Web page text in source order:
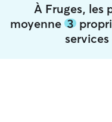
À Fruges, les
moyenne 3